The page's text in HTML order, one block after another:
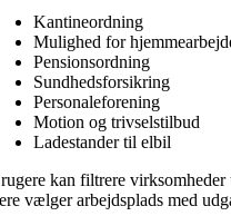
Kantineordning
Mulighed for
Pensionsordning
Sundhedsforsikring
Personaleforening
Motion og trivselstilbud
Ladestander til elbil
kan filtrere
vælger arbejdsplads med